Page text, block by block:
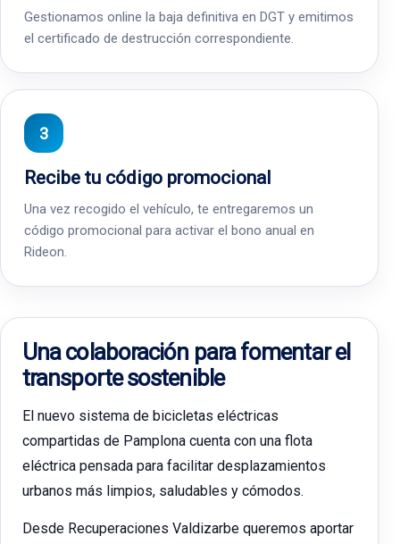
Gestionamos online la baja definitiva en DGT y emitimos
el certificado de destrucción correspondiente.
Recibe tu código promocional
Una vez recogido el vehículo, te entregaremos un
código promocional para activar el bono anual en
Rideon.
Una colaboración para fomentar el
transporte sostenible
El nuevo sistema de bicicletas eléctricas
compartidas de Pamplona cuenta con una flota
eléctrica pensada para facilitar desplazamientos
urbanos más limpios, saludables y cómodos.
Desde Recuperaciones Valdizarbe queremos aportar